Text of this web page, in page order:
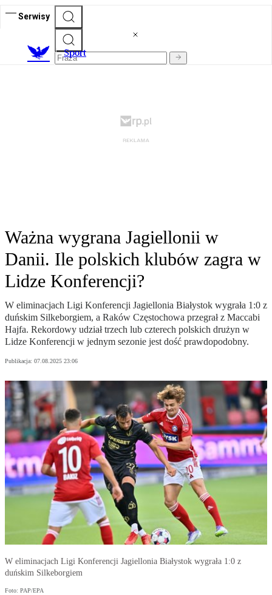
Serwisy
Sport
Ważna wygrana Jagiellonii w
Danii. Ile polskich klubów zagra w
Lidze Konferencji?
W eliminacjach Ligi Konferencji Jagiellonia Białystok wygrała 1:0 z
duńskim Silkeborgiem, a Raków Częstochowa przegrał z Maccabi
Hajfa. Rekordowy udział trzech lub czterech polskich drużyn w
Lidze Konferencji w jednym sezonie jest dość prawdopodobny.
Publikacja: 07.08.2025 23:06
W eliminacjach Ligi Konferencji Jagiellonia Białystok wygrała 1:0 z
duńskim Silkeborgiem
Foto: PAP/EPA